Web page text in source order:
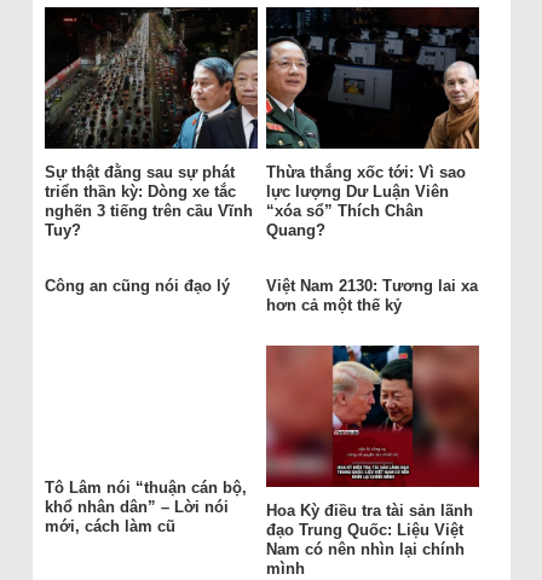
Sự thật đằng sau sự phát
triển thần kỳ: Dòng xe tắc
nghẽn 3 tiếng trên cầu Vĩnh
Tuy?
Thừa thắng xốc tới: Vì sao
lực lượng Dư Luận Viên
“xóa sổ” Thích Chân
Quang?
Công an cũng nói đạo lý
Việt Nam 2130: Tương lai xa
hơn cả một thế kỷ
Tô Lâm nói “thuận cán bộ,
khổ nhân dân” – Lời nói
mới, cách làm cũ
Hoa Kỳ điều tra tài sản lãnh
đạo Trung Quốc: Liệu Việt
Nam có nên nhìn lại chính
mình